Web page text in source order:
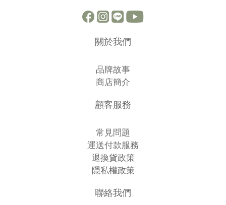
關於我們
品牌故事
商店簡介
顧客服務
常見問題
運送付款服務
退換貨政策
隱私權政策
聯絡我們